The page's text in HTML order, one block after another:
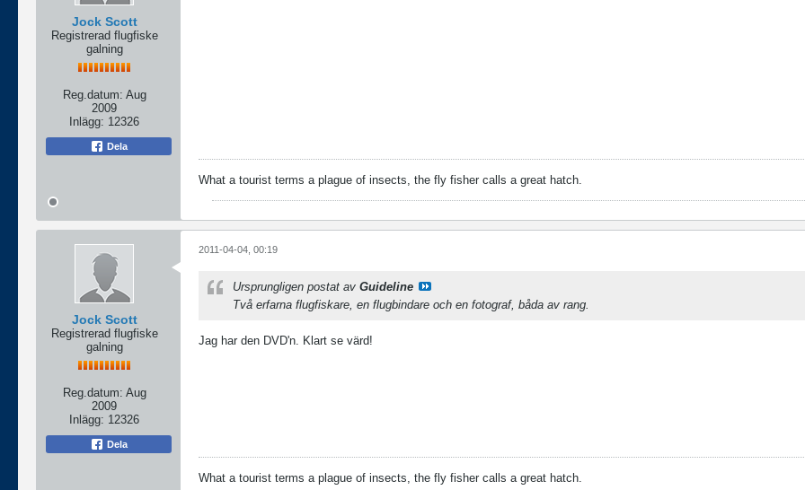
Jock Scott
Registrerad flugfiske
galning
Reg.datum: Aug
2009
Inlägg: 12326
Dela
What a tourist terms a plague of insects, the fly fisher calls a great hatch.
Jock Scott
Registrerad flugfiske
galning
Reg.datum: Aug
2009
Inlägg: 12326
Dela
2011-04-04, 00:19
Ursprungligen postat av Guideline
Två erfarna flugfiskare, en flugbindare och en fotograf, båda av rang.
Jag har den DVD'n. Klart se värd!
What a tourist terms a plague of insects, the fly fisher calls a great hatch.